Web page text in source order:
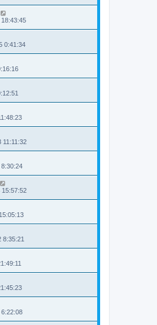
0:41:34
11:11:32
15:57:52
8:35:21